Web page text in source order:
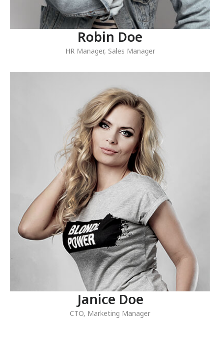
Robin Doe
HR Manager, Sales Manager
Janice Doe
CTO, Marketing Manager